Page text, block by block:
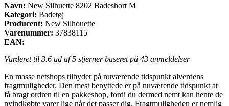
Navn: New Silhuette 8202 Badeshort M
Kategori: Badetøj
Producent: New Silhouette
Varenummer: 37838115
EAN:
Vurderet til 3.6 ud af 5 stjerner baseret på 43 anmeldelser
En masse netshops tilbyder på nuværende tidspunkt alverdens
fragtmuligheder. Den mest benyttede er på nuværende tidspunkt at
få bragt ordren til en pakkeshop, fordi du dermed nemt kan hente de
nyindkøbte varer lige når det passer dig. Fragtmuligheden er nemlig